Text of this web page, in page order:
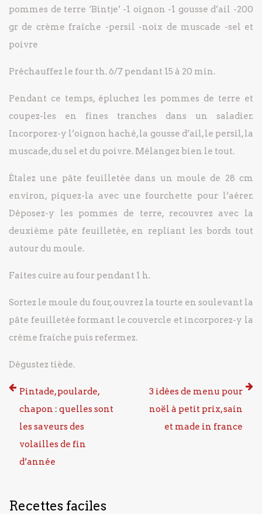
pommes de terre ‘Bintje’-1 oignon -1 gousse d’ail -200
gr de crème fraîche -persil -noix de muscade -sel et
poivre
Préchauffez le four th. 6/7 pendant 15 à 20 min.
Pendant ce temps, épluchez les pommes de terre et
coupez-les en fines tranches dans un saladier.
Incorporez-y l’oignon haché, la gousse d’ail, le persil, la
muscade, du sel et du poivre. Mélangez bien le tout.
Étalez une pâte feuilletée dans un moule de 28 cm
environ, piquez-la avec une fourchette pour l’aérer.
Déposez-y les pommes de terre, recouvrez avec la
deuxième pâte feuilletée, en repliant les bords tout
autour du moule.
Faites cuire au four pendant 1 h.
Sortez le moule du four, ouvrez la tourte en soulevant la
pâte feuilletée formant le couvercle et incorporez-y la
crème fraîche puis refermez.
Dégustez tiède.
Pintade, poularde,
chapon : quelles sont
les saveurs des
volailles de fin
d’année
3 idées de menu pour
noël à petit prix, sain
et made in france
Recettes faciles